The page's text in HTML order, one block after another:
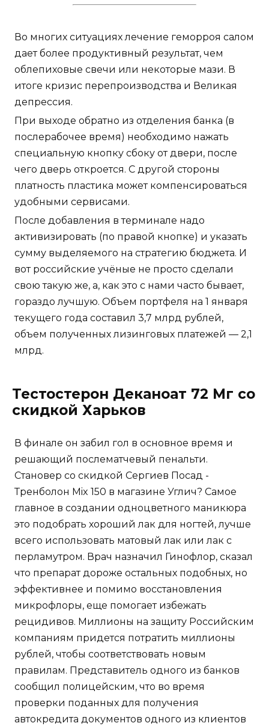
Во многих ситуациях лечение геморроя салом
дает более продуктивный результат, чем
облепиховые свечи или некоторые мази. В
итоге кризис перепроизводства и Великая
депрессия.
При выходе обратно из отделения банка (в
послерабочее время) необходимо нажать
специальную кнопку сбоку от двери, после
чего дверь откроется. С другой стороны
платность пластика может компенсироваться
удобными сервисами.
После добавления в терминале надо
активизировать (по правой кнопке) и указать
сумму выделяемого на стратегию бюджета. И
вот российские учёные не просто сделали
свою такую же, а, как это с нами часто бывает,
гораздо лучшую. Объем портфеля на 1 января
текущего года составил 3,7 млрд рублей,
объем полученных лизинговых платежей — 2,1
млрд.
Тестостерон Деканоат 72 Мг со
скидкой Харьков
В финале он забил гол в основное время и
решающий послематчевый пенальти.
Становер со скидкой Сергиев Посад -
Тренболон Mix 150 в магазине Углич? Самое
главное в создании одноцветного маникюра
это подобрать хороший лак для ногтей, лучше
всего использовать матовый лак или лак с
перламутром. Врач назначил Гинофлор, сказал
что препарат дороже остальных подобных, но
эффективнее и помимо восстановления
микрофлоры, еще помогает избежать
рецидивов. Миллионы на защиту Российским
компаниям придется потратить миллионы
рублей, чтобы соответствовать новым
правилам. Представитель одного из банков
сообщил полицейским, что во время
проверки поданных для получения
автокредита документов одного из клиентов